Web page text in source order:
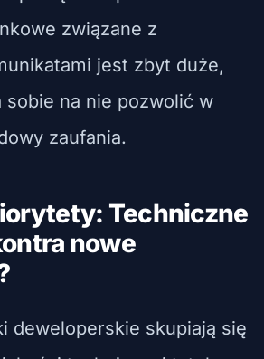
związane z
jest zbyt duże,
sobie na nie pozwolić w
zaufania.
Techniczne
nowe
deweloperskie skupiają się